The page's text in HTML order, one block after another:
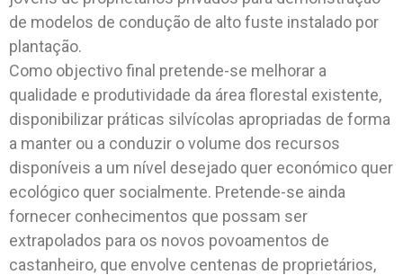
de modelos de condução de alto fuste instalado por
plantação.
Como objectivo final pretende-se melhorar a
qualidade e produtividade da área florestal existente,
disponibilizar práticas silvícolas apropriadas de forma
a manter ou a conduzir o volume dos recursos
disponíveis a um nível desejado quer económico quer
ecológico quer socialmente. Pretende-se ainda
fornecer conhecimentos que possam ser
extrapolados para os novos povoamentos de
castanheiro, que envolve centenas de proprietários,